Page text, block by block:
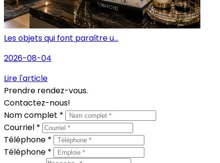
Les objets qui font paraître u...
2026-08-04
Lire l'article
Prendre rendez-vous.
Contactez-nous!
Nom complet *
Courriel *
Téléphone *
Téléphone *